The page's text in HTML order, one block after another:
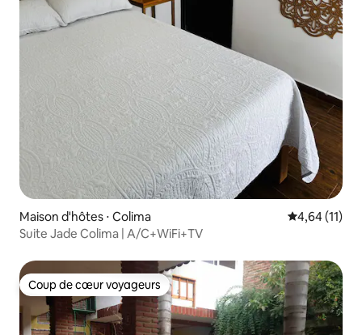
Maison d'hôtes ⋅ Colima Évaluation
4,64 (11)
Suite Jade Colima | A/C+WiFi+TV
Coup de cœur voyageurs
Coup de cœur voyageurs